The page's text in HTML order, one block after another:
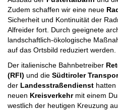
Zudem schaffen wir eine neue
Sicherheit und Kontinuität der
Alfreider fort. Durch geeignete
landschaftlich-ökologische
auf das Ortsbild reduziert werden.
Der italienische Bahnbetreiber
(RFI) und die Südtiroler
der Landesstraßendienst hatten
neuen Kreisverkehrmit einem
westlich der heutigen Kreuzung